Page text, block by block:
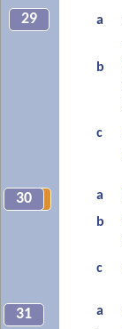
29 a
b
c
30
5 a
b
c
31 a